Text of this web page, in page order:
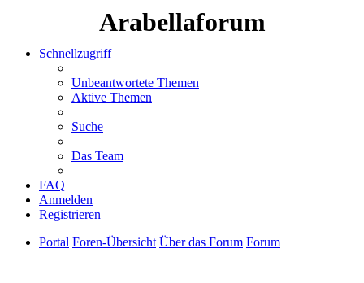
Arabellaforum
Schnellzugriff
Unbeantwortete Themen
Aktive Themen
Suche
Das Team
FAQ
Anmelden
Registrieren
Portal Foren-Übersicht Über das Forum Forum